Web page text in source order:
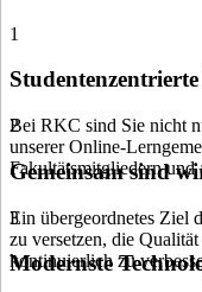
1
Bei RKC sind Sie nicht
unserer Online-
Fakultätsmitgliedern und
2
Gemeinsam sind
Ein übergeordnetes Ziel
zu versetzen, die
kontinuierlich zu
3
Modernste